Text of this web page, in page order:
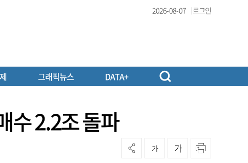
2026-08-07 로그인
그래픽뉴스 DATA+
수 2.2조 돌파
가 가